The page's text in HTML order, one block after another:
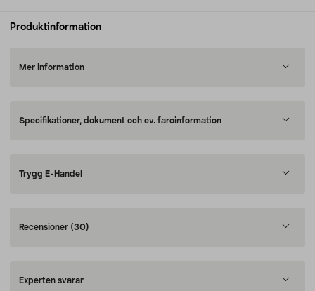
Produktinformation
Mer information
Specifikationer, dokument och ev. faroinformation
Trygg E-Handel
Recensioner (30)
Experten svarar